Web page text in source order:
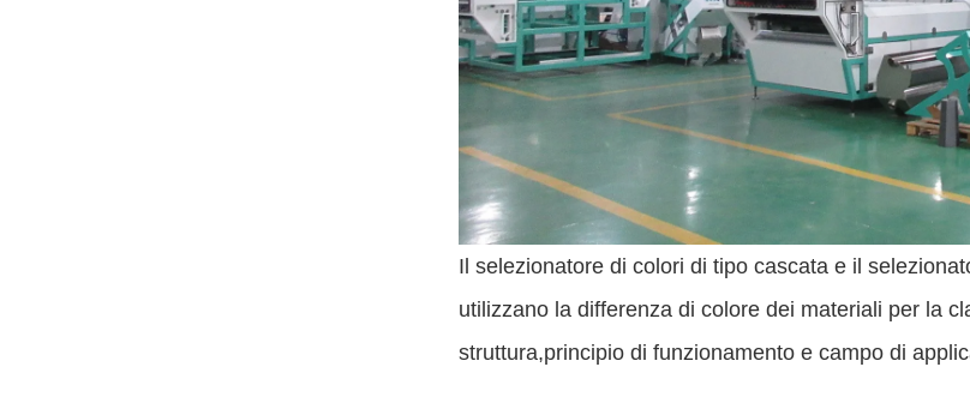
Il selezionatore di colori di tipo cascata e il
utilizzano la differenza di colore dei materiali per la
struttura,principio di funzionamento e campo di